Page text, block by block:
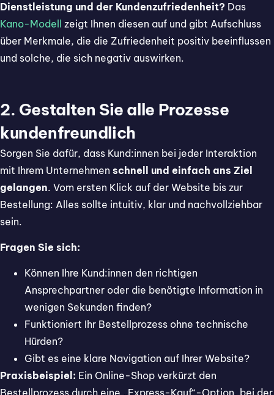
Dienstleistung und der Kundenzufriedenheit? Das
Kano-Modell
zeigt Ihnen diesen auf und gibt Aufschluss
über Merkmale, die die Zufriedenheit positiv beeinflussen
und solche, die sich negativ auswirken.
2. Gestalten Sie alle Prozesse
kundenfreundlich
Sorgen Sie dafür, dass Kund:innen bei jeder Interaktion
mit Ihrem Unternehmen schnell und einfach ans Ziel
gelangen. Vom ersten Klick auf der Website bis zur
Bestellung: Alles sollte intuitiv, klar und nachvollziehbar
sein.
Fragen Sie sich:
Können Ihre Kund:innen den richtigen
Ansprechpartner oder die benötigte Information in
wenigen Sekunden finden?
Funktioniert Ihr Bestellprozess ohne technische
Hürden?
Gibt es eine klare Navigation auf Ihrer Website?
Praxisbeispiel: Ein Online-Shop verkürzt den